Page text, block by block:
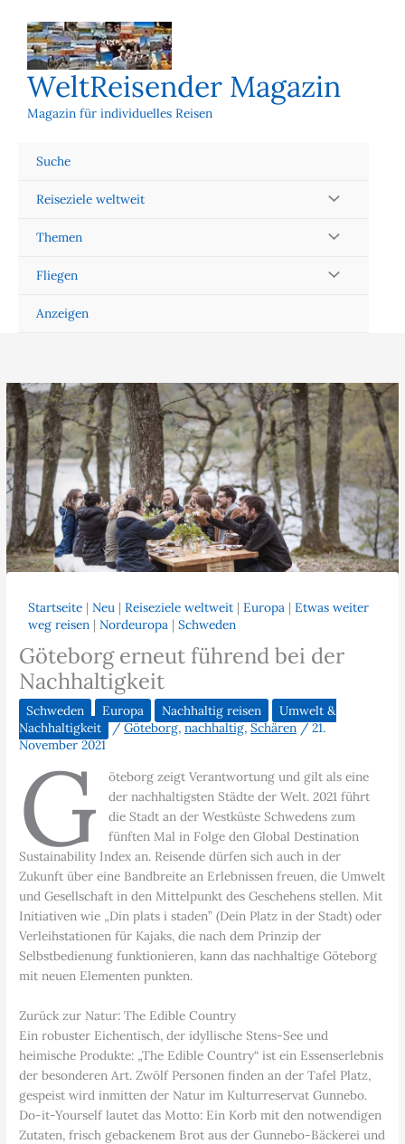
Inhalt
springen
WeltReisender Magazin
Magazin für individuelles Reisen
Suche
Reiseziele weltweit
Themen
Fliegen
Anzeigen
Startseite |Neu |Reiseziele weltweit |Europa |Etwas weiter
weg reisen |Nordeuropa |Schweden
Göteborg erneut führend bei der
Nachhaltigkeit
Schweden Europa Nachhaltig reisen
Umwelt &
Nachhaltigkeit
/Göteborg,nachhaltig,Schären /21.
November 2021
G
öteborg zeigt Verantwortung und gilt als eine
der nachhaltigsten Städte der Welt. 2021 führt
die Stadt an der Westküste Schwedens zum
fünften Mal in Folge den Global Destination
Sustainability Index an. Reisende dürfen sich auch in der
Zukunft über eine Bandbreite an Erlebnissen freuen, die Umwelt
und Gesellschaft in den Mittelpunkt des Geschehens stellen. Mit
Initiativen wie „Din plats i staden” (Dein Platz in der Stadt) oder
Verleihstationen für Kajaks, die nach dem Prinzip der
Selbstbedienung funktionieren, kann das nachhaltige Göteborg
mit neuen Elementen punkten.
Zurück zur Natur: The Edible Country
Ein robuster Eichentisch, der idyllische Stens-See und
heimische Produkte: „The Edible Country“ ist ein Essenserlebnis
der besonderen Art. Zwölf Personen finden an der Tafel Platz,
gespeist wird inmitten der Natur im Kulturreservat Gunnebo.
Do-it-Yourself lautet das Motto: Ein Korb mit den notwendigen
Zutaten, frisch gebackenem Brot aus der Gunnebo-Bäckerei und